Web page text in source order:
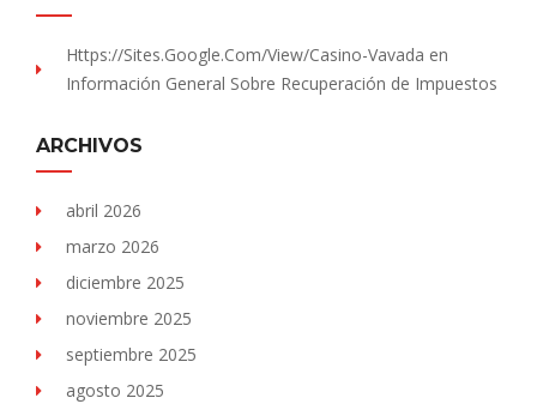
Https://sites.Google.com/view/Casino-Vavada en
Información General Sobre Recuperación de Impuestos
ARCHIVOS
abril 2026
marzo 2026
diciembre 2025
noviembre 2025
septiembre 2025
agosto 2025